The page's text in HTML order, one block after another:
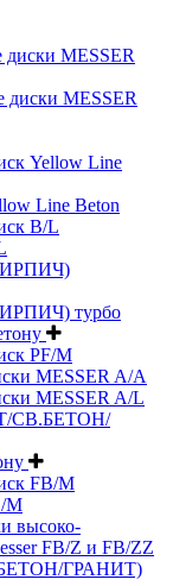
диски MESSER
диски MESSER
Yellow Line
Line Beton
B/L
турбо
PF/M
MESSER A/A
MESSER A/L
СВ.БЕТОН/
FB/M
M
высоко-
FB/Z и FB/ZZ
ГРАНИТ)